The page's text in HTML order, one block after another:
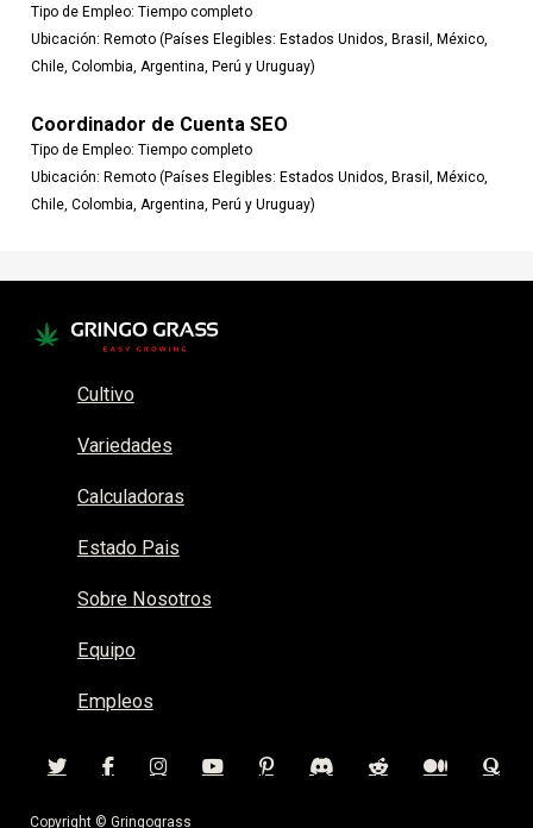
Tipo de Empleo: Tiempo completo
Ubicación: Remoto (Países Elegibles: Estados Unidos, Brasil, México,
Chile, Colombia, Argentina, Perú y Uruguay)
Coordinador de Cuenta SEO
Tipo de Empleo: Tiempo completo
Ubicación: Remoto (Países Elegibles: Estados Unidos, Brasil, México,
Chile, Colombia, Argentina, Perú y Uruguay)
Cultivo
Variedades
Calculadoras
Estado Pais
Sobre Nosotros
Equipo
Empleos
Copyright © Gringograss